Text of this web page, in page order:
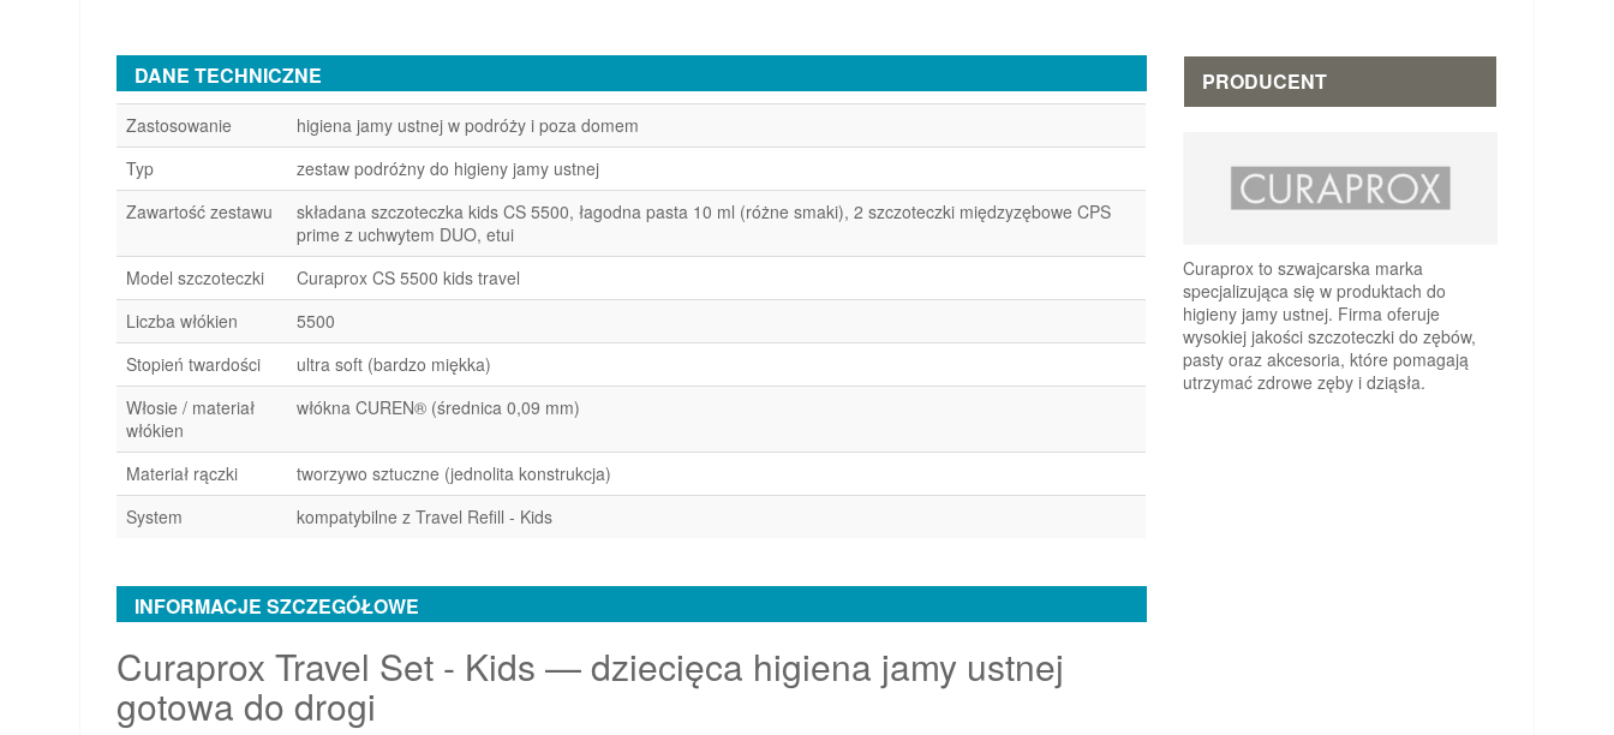
DANE TECHNICZNE
Zastosowanie
higiena jamy ustnej w podróży i poza domem
Typ
zestaw podróżny do higieny jamy ustnej
Zawartość zestawu
składana szczoteczka kids CS 5500, łagodna pasta 10 ml (różne smaki), 2 szczoteczki międzyzębowe CPS
prime z uchwytem DUO, etui
Model szczoteczki
Curaprox CS 5500 kids travel
Liczba włókien
5500
Stopień twardości
ultra soft (bardzo miękka)
Włosie / materiał
włókien
włókna CUREN® (średnica 0,09 mm)
Materiał rączki
tworzywo sztuczne (jednolita konstrukcja)
System
kompatybilne z Travel Refill - Kids
INFORMACJE SZCZEGÓŁOWE
Curaprox Travel Set - Kids — dziecięca higiena jamy ustnej
gotowa do drogi
PRODUCENT
Curaprox to szwajcarska marka
specjalizująca się w produktach do
higieny jamy ustnej. Firma oferuje
wysokiej jakości szczoteczki do zębów,
pasty oraz akcesoria, które pomagają
utrzymać zdrowe zęby i dziąsła.